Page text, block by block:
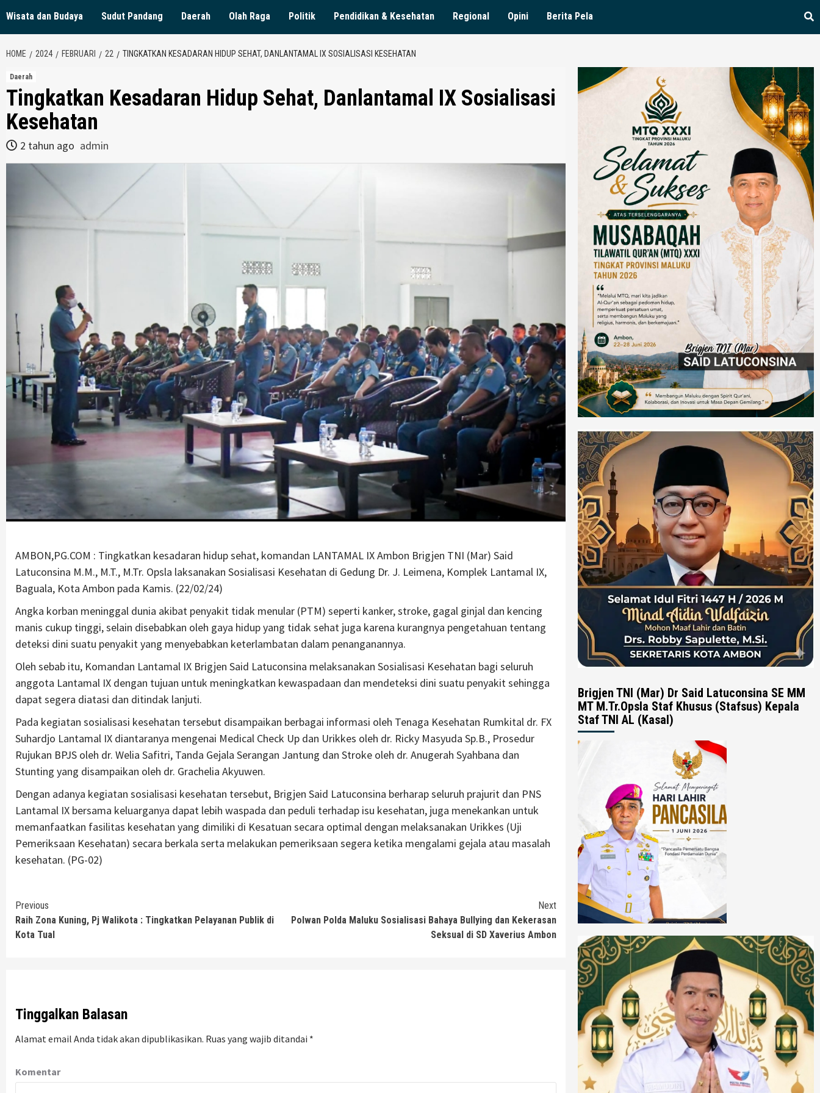
Wisata dan Budaya Sudut Pandang Daerah Olah Raga Politik Pendidikan & Kesehatan Regional Opini Berita Pela
HOME 2024 FEBRUARI 22 TINGKATKAN KESADARAN HIDUP SEHAT, DANLANTAMAL IX SOSIALISASI KESEHATAN
Daerah
Tingkatkan Kesadaran Hidup Sehat, Danlantamal IX Sosialisasi
Kesehatan
2 tahun ago admin
AMBON,PG.COM : Tingkatkan kesadaran hidup sehat, komandan LANTAMAL IX Ambon Brigjen TNI (Mar) Said
Latuconsina M.M., M.T., M.Tr. Opsla laksanakan Sosialisasi Kesehatan di Gedung Dr. J. Leimena, Komplek Lantamal IX,
Baguala, Kota Ambon pada Kamis. (22/02/24)
Angka korban meninggal dunia akibat penyakit tidak menular (PTM) seperti kanker, stroke, gagal ginjal dan kencing
manis cukup tinggi, selain disebabkan oleh gaya hidup yang tidak sehat juga karena kurangnya pengetahuan tentang
deteksi dini suatu penyakit yang menyebabkan keterlambatan dalam penanganannya.
Oleh sebab itu, Komandan Lantamal IX Brigjen Said Latuconsina melaksanakan Sosialisasi Kesehatan bagi seluruh
anggota Lantamal IX dengan tujuan untuk meningkatkan kewaspadaan dan mendeteksi dini suatu penyakit sehingga
dapat segera diatasi dan ditindak lanjuti.
Pada kegiatan sosialisasi kesehatan tersebut disampaikan berbagai informasi oleh Tenaga Kesehatan Rumkital dr. FX
Suhardjo Lantamal IX diantaranya mengenai Medical Check Up dan Urikkes oleh dr. Ricky Masyuda Sp.B., Prosedur
Rujukan BPJS oleh dr. Welia Safitri, Tanda Gejala Serangan Jantung dan Stroke oleh dr. Anugerah Syahbana dan
Stunting yang disampaikan oleh dr. Grachelia Akyuwen.
Dengan adanya kegiatan sosialisasi kesehatan tersebut, Brigjen Said Latuconsina berharap seluruh prajurit dan PNS
Lantamal IX bersama keluarganya dapat lebih waspada dan peduli terhadap isu kesehatan, juga menekankan untuk
memanfaatkan fasilitas kesehatan yang dimiliki di Kesatuan secara optimal dengan melaksanakan Urikkes (Uji
Pemeriksaan Kesehatan) secara berkala serta melakukan pemeriksaan segera ketika mengalami gejala atau masalah
kesehatan. (PG-02)
Continue
Reading
Previous
Raih Zona Kuning, Pj Walikota : Tingkatkan Pelayanan Publik di
Kota Tual
Next
Polwan Polda Maluku Sosialisasi Bahaya Bullying dan Kekerasan
Seksual di SD Xaverius Ambon
Tinggalkan Balasan
Alamat email Anda tidak akan dipublikasikan. Ruas yang wajib ditandai *
Komentar
Brigjen TNI (Mar) Dr Said Latuconsina SE MM
MT M.Tr.Opsla Staf Khusus (Stafsus) Kepala
Staf TNI AL (Kasal)